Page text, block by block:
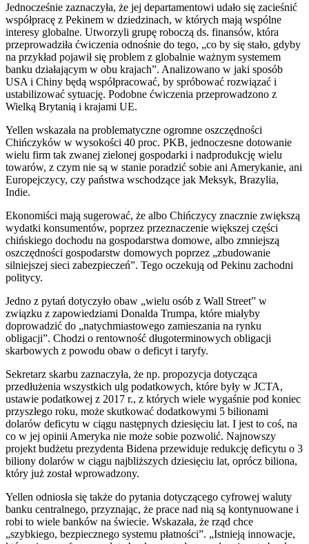
Jednocześnie zaznaczyła, że jej departamentowi udało się zacieśnić
współpracę z Pekinem w dziedzinach, w których mają wspólne
interesy globalne. Utworzyli grupę roboczą ds. finansów, która
przeprowadziła ćwiczenia odnośnie do tego, „co by się stało, gdyby
na przykład pojawił się problem z globalnie ważnym systemem
banku działającym w obu krajach”. Analizowano w jaki sposób
USA i Chiny będą współpracować, by spróbować rozwiązać i
ustabilizować sytuację. Podobne ćwiczenia przeprowadzono z
Wielką Brytanią i krajami UE.
Yellen wskazała na problematyczne ogromne oszczędności
Chińczyków w wysokości 40 proc. PKB, jednoczesne dotowanie
wielu firm tak zwanej zielonej gospodarki i nadprodukcję wielu
towarów, z czym nie są w stanie poradzić sobie ani Amerykanie, ani
Europejczycy, czy państwa wschodzące jak Meksyk, Brazylia,
Indie.
Ekonomiści mają sugerować, że albo Chińczycy znacznie zwiększą
wydatki konsumentów, poprzez przeznaczenie większej części
chińskiego dochodu na gospodarstwa domowe, albo zmniejszą
oszczędności gospodarstw domowych poprzez „zbudowanie
silniejszej sieci zabezpieczeń”. Tego oczekują od Pekinu zachodni
politycy.
Jedno z pytań dotyczyło obaw „wielu osób z Wall Street” w
związku z zapowiedziami Donalda Trumpa, które miałyby
doprowadzić do „natychmiastowego zamieszania na rynku
obligacji”. Chodzi o rentowność długoterminowych obligacji
skarbowych z powodu obaw o deficyt i taryfy.
Sekretarz skarbu zaznaczyła, że np. propozycja dotycząca
przedłużenia wszystkich ulg podatkowych, które były w JCTA,
ustawie podatkowej z 2017 r., z których wiele wygaśnie pod koniec
przyszłego roku, może skutkować dodatkowymi 5 bilionami
dolarów deficytu w ciągu następnych dziesięciu lat. I jest to coś, na
co w jej opinii Ameryka nie może sobie pozwolić. Najnowszy
projekt budżetu prezydenta Bidena przewiduje redukcję deficytu o 3
biliony dolarów w ciągu najbliższych dziesięciu lat, oprócz biliona,
który już został wprowadzony.
Yellen odniosła się także do pytania dotyczącego cyfrowej waluty
banku centralnego, przyznając, że prace nad nią są kontynuowane i
robi to wiele banków na świecie. Wskazała, że rząd chce
„szybkiego, bezpiecznego systemu płatności”. „Istnieją innowacje,